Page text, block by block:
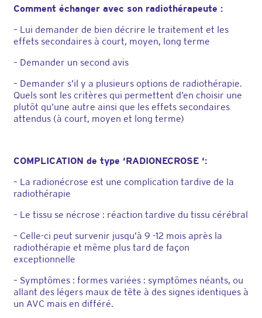
Comment échanger avec son radiothérapeute :
– Lui demander de bien décrire le traitement et les
effets secondaires à court, moyen, long terme
– Demander un second avis
– Demander s’il y a plusieurs options de radiothérapie.
Quels sont les critères qui permettent d’en choisir une
plutôt qu’une autre ainsi que les effets secondaires
attendus (à court, moyen et long terme)
COMPLICATION de type ‘RADIONECROSE ‘:
– La radionécrose est une complication tardive de la
radiothérapie
– Le tissu se nécrose : réaction tardive du tissu cérébral
– Celle-ci peut survenir jusqu’à 9 -12 mois après la
radiothérapie et même plus tard de façon
exceptionnelle
– Symptômes : formes variées : symptômes néants, ou
allant des légers maux de tête à des signes identiques à
un AVC mais en différé.